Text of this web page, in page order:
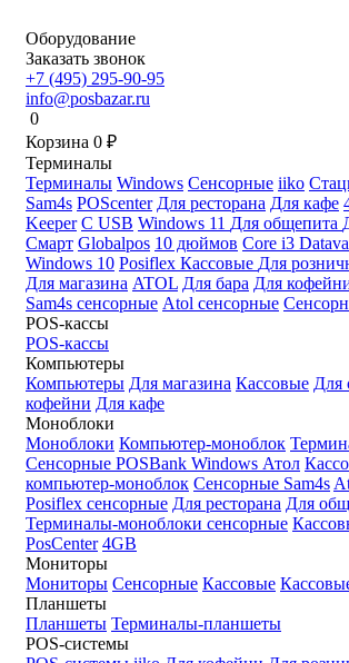
Оборудование
Заказать звонок
+7 (495) 295-90-95
info@posbazar.ru
0
Корзина 0 ₽
Терминалы
Терминалы Windows Сенсорные iiko
Sam4s POScenter Для ресторана Для кафе
Keeper С USB Windows 11 Для общепита
Смарт Globalpos 10 дюймов Core i3
Windows 10 Posiflex Кассовые Для
Для магазина ATOL Для бара Для
Sam4s сенсорные Atol сенсорные
POS-кассы
POS-кассы
Компьютеры
Компьютеры Для магазина Кассовые Для
кофейни Для кафе
Моноблоки
Моноблоки Компьютер-моноблок
Сенсорные POSBank Windows Атол
компьютер-моноблок Сенсорные Sam4s
Posiflex сенсорные Для ресторана Для
Терминалы-моноблоки сенсорные
PosCenter 4GB
Мониторы
Мониторы Сенсорные Кассовые
Планшеты
Планшеты Терминалы-планшеты
POS-системы